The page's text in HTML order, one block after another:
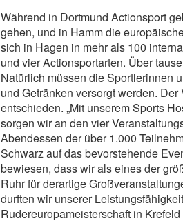
Während in Dortmund Actionsport
gehen, und in Hamm die
sich in Hagen in mehr als 100
und vier Actionsportarten. Über
Natürlich müssen die Sportlerinnen
und Getränken versorgt werden.
entschieden. „Mit unserem Sports
sorgen wir an den vier
Abendessen der über 1.000
Schwarz auf das bevorstehende
bewiesen, dass wir als eines der
Ruhr für derartige
durften wir unserer
Rudereuropameisterschaft in